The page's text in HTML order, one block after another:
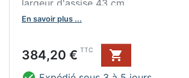
largeur d'assise 43 cm
hauteur d'assise 48 cm
livraison démontée
En savoir plus ...
Prix
384,20 € TTC
